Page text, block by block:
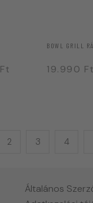
Ft
BOWL GRILL
19.990 Ft
2 3 4
Általános